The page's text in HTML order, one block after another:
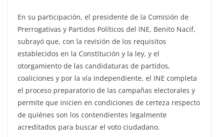
En su participación, el presidente de la Comisión de
Prerrogativas y Partidos Políticos del INE, Benito Nacif,
subrayó que, con la revisión de los requisitos
establecidos en la Constitución y la ley, y el
otorgamiento de las candidaturas de partidos,
coaliciones y por la vía independiente, el INE completa
el proceso preparatorio de las campañas electorales y
permite que inicien en condiciones de certeza respecto
de quiénes son los contendientes legalmente
acreditados para buscar el voto ciudadano.